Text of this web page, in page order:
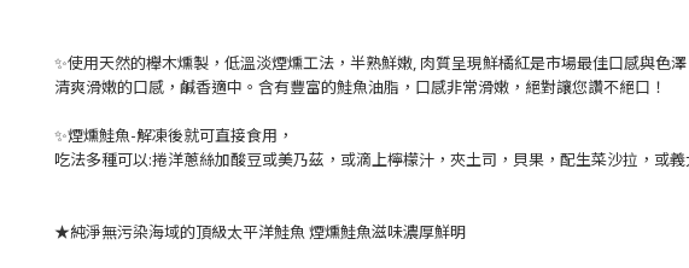
✨使用天然的櫸木燻製，低溫淡煙燻工法，半熟鮮嫩, 肉質呈現鮮橘紅是市場最佳口感與色澤
清爽滑嫩的口感，鹹香適中。含有豐富的鮭魚油脂，口感非常滑嫩，絕對讓您讚不絕口！
✨煙燻鮭魚-解凍後就可直接食用，
吃法多種可以:捲洋蔥絲加酸豆或美乃茲，或滴上檸檬汁，夾土司，貝果，配生菜沙拉，或
★純淨無污染海域的頂級太平洋鮭魚 煙燻鮭魚滋味濃厚鮮明